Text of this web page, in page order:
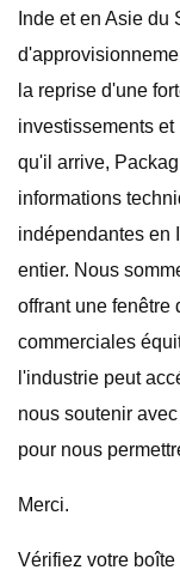
Inde et en Asie
la reprise d'une
investissements
qu'il arrive,
informations
indépendantes en
entier. Nous
offrant une fenêtre
commerciales
l'industrie peut
nous soutenir
pour nous
Merci.
Vérifiez votre